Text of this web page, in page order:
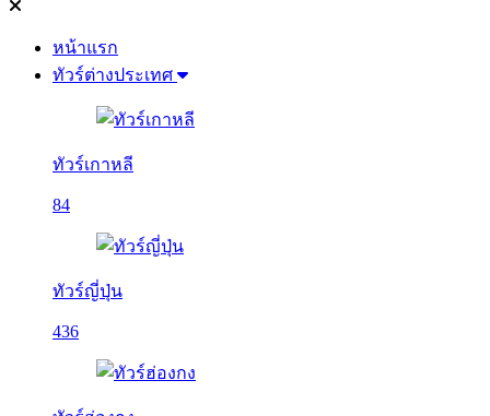
หน้าแรก
ทัวร์ต่างประเทศ
ทัวร์เกาหลี
84
ทัวร์ญี่ปุ่น
436